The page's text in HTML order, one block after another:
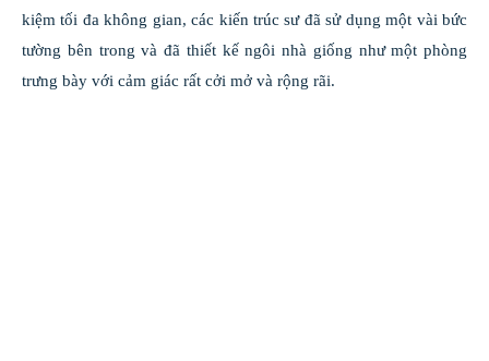
kiệm tối đa không gian, các kiến trúc sư đã sử dụng một vài bức
tường bên trong và đã thiết kế ngôi nhà giống như một phòng
trưng bày với cảm giác rất cởi mở và rộng rãi.